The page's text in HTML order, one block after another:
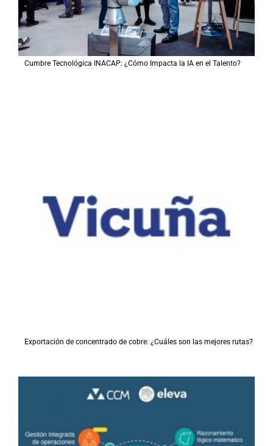
Cumbre Tecnológica INACAP: ¿Cómo Impacta la IA en el Talento?
Exportación de concentrado de cobre: ¿Cuáles son las mejores rutas?